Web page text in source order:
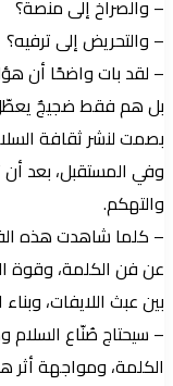
– والصراخ إلى منصة؟
– والتحريض إلى ترفيه؟
– لقد بات واضحًا أن
بل هم فقط ضجيجٌ يعطّل
بصمت لنشر ثقافة
وفي المستقبل، بعد
والتهكم.
– كلما شاهدت هذه
عن فن الكلمة، وقوة
بين عبث اللايفات،
– سيحتاج صُنّاع السلام
الكلمة، ومواجهة